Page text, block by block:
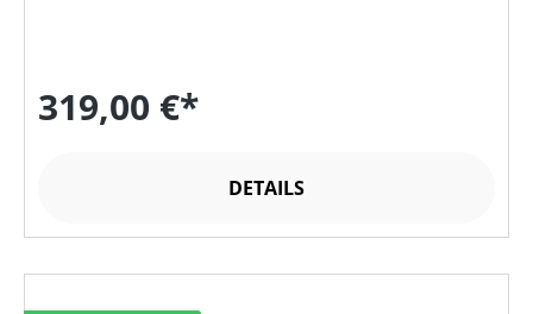
319,00 €*
DETAILS